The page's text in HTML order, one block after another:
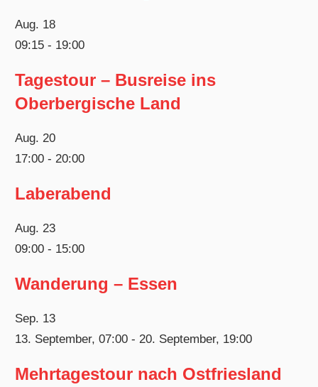
Aug. 18
09:15 - 19:00
Tagestour – Busreise ins
Oberbergische Land
Aug. 20
17:00 - 20:00
Laberabend
Aug. 23
09:00 - 15:00
Wanderung – Essen
Sep. 13
13. September, 07:00 - 20. September, 19:00
Mehrtagestour nach Ostfriesland